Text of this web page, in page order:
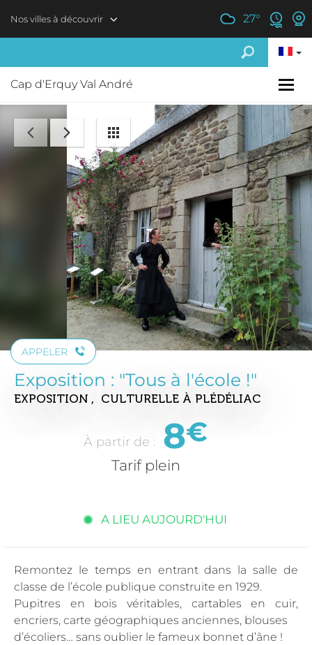
Nos villes à découvrir 27°
Cap d'Erquy Val André
APPELER
Exposition : "Tous à l'école !"
EXPOSITION , CULTURELLE À PLÉDÉLIAC
À partir de : 8€
Tarif plein
A LIEU AUJOURD'HUI
Remontez le temps en entrant dans la salle de
classe de l’école publique construite en 1929.
Pupitres en bois véritables, cartables en cuir,
encriers, carte géographiques anciennes, blouses
d’écoliers… sans oublier le fameux bonnet d’âne !